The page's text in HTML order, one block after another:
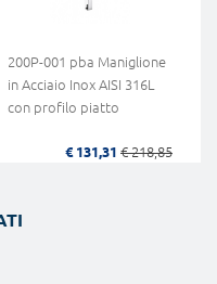
200P-001 pba Maniglione
in Acciaio Inox AISI 316L
con profilo piatto
€ 131,31 € 218,85